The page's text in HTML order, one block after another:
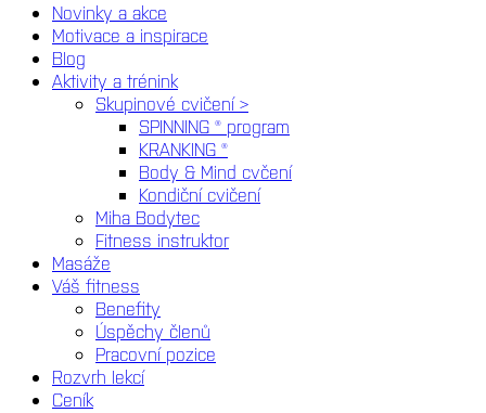
Novinky a akce
Motivace a inspirace
Blog
Aktivity a trénink
Skupinové cvičení >
SPINNING ® program
KRANKING ®
Body & Mind cvčení
Kondiční cvičení
Miha Bodytec
Fitness instruktor
Masáže
Váš fitness
Benefity
Úspěchy členů
Pracovní pozice
Rozvrh lekcí
Ceník